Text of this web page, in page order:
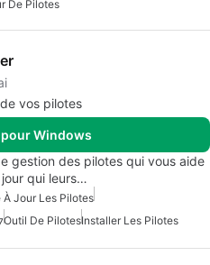
De Pilotes
vos pilotes
Windows
gestion des pilotes qui vous aide
qui leurs…
À Jour Les Pilotes
Outil De PilotesInstaller Les Pilotes